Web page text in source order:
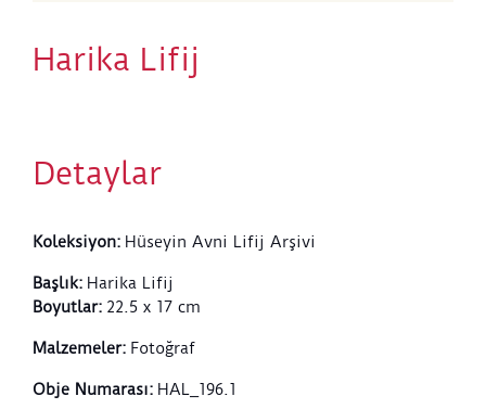
Harika Lifij
Detaylar
Koleksiyon: Hüseyin Avni Lifij Arşivi
Başlık: Harika Lifij
Boyutlar: 22.5 x 17 cm
Malzemeler: Fotoğraf
Obje Numarası: HAL_196.1